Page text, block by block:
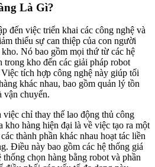
Là Gì?
đến việc triển khai các công nghệ và
thiểu sự can thiệp của con người
Nó bao gồm mọi thứ từ các hệ
kho đến các giải pháp robot
tích hợp công nghệ này giúp tối
khác nhau, bao gồm quản lý tồn
vận chuyển.
chỉ thay thế lao động thủ công
kho hàng hiện đại là về việc tạo ra một
thành phần khác nhau hoạt tác liền
Điều này bao gồm các hệ thống giá
chọn hàng bằng robot và phần